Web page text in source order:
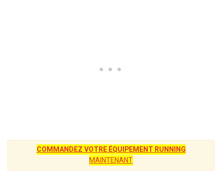
COMMANDEZ VOTRE ÉQUIPEMENT RUNNING
MAINTENANT